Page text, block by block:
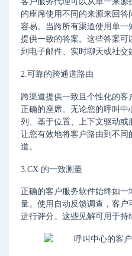
的座席使用不同的来源来回
容易。当跨所有渠道使用单
提供一致的答案。这些答案
到电子邮件、实时聊天或社交
2.可靠的跨通道路由
跨渠道提供一致且个性化的客
正确的座席。无论您的呼叫
列、基于位置、上下文驱动
让您有效地将客户路由到不
道。
3.CX 的一致测量
正确的客户服务软件始终如
量。使用自动反馈调查，客
进行评分。这些见解可用于持